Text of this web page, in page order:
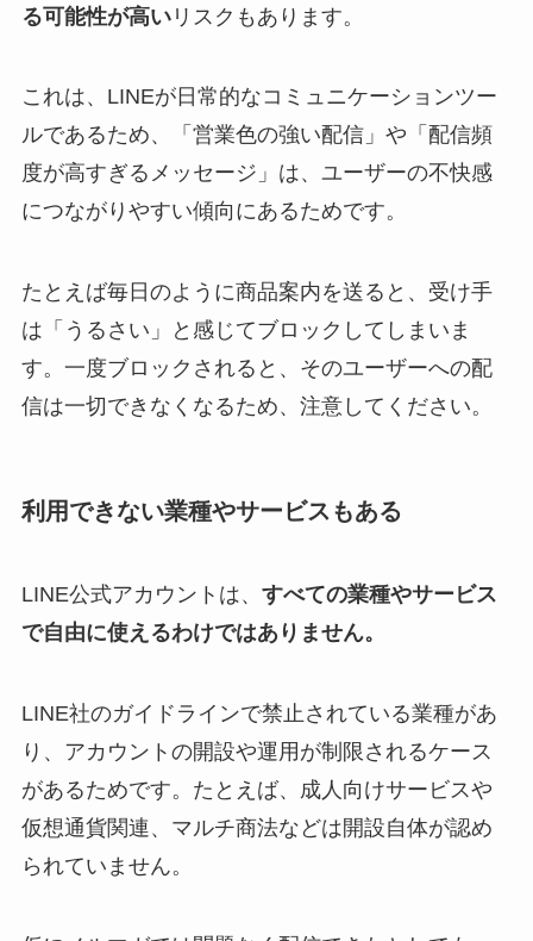
る可能性が高いリスクもあります。
これは、LINEが日常的なコミュニケーションツー
ルであるため、「営業色の強い配信」や「配信頻
度が高すぎるメッセージ」は、ユーザーの不快感
につながりやすい傾向にあるためです。
たとえば毎日のように商品案内を送ると、受け手
は「うるさい」と感じてブロックしてしまいま
す。一度ブロックされると、そのユーザーへの配
信は一切できなくなるため、注意してください。
利用できない業種やサービスもある
LINE公式アカウントは、 すべての業種やサービス
で自由に使えるわけではありません。
LINE社のガイドラインで禁止されている業種があ
り、アカウントの開設や運用が制限されるケース
があるためです。たとえば、成人向けサービスや
仮想通貨関連、マルチ商法などは開設自体が認め
られていません。